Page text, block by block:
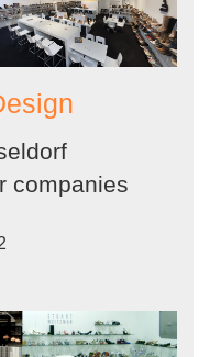
companies